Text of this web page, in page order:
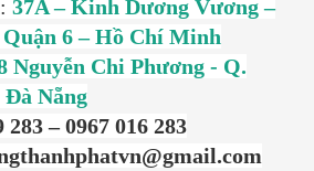
: 37A – Kinh Dương Vương –
Quận 6 – Hồ Chí Minh
Nguyễn Chi Phương - Q.
Nẵng
– 0967 016 283